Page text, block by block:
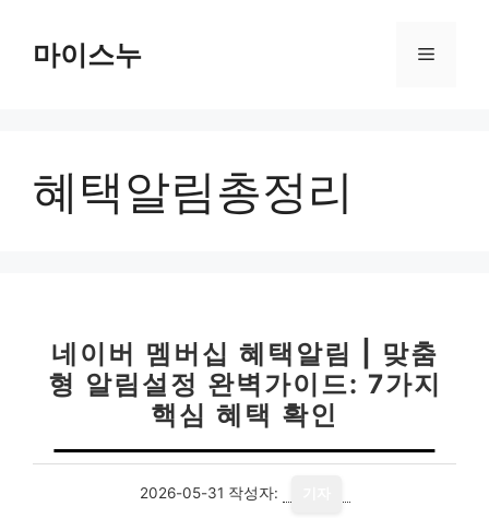
마이스누 메
혜택알림총정리
네이버 멤버십 혜택알림 | 맞춤
형 알림설정 완벽가이드: 7가지
핵심 혜택 확인
2026-05-31 작성자: